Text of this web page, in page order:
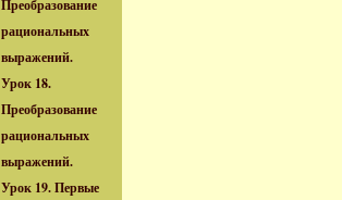
Преобразование
рациональных
выражений.
Урок 18.
Преобразование
рациональных
выражений.
Урок 19. Первые